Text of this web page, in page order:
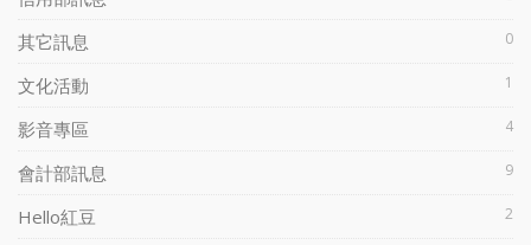
其它訊息 0
文化活動 1
影音專區 4
會計部訊息 9
Hello紅豆 2